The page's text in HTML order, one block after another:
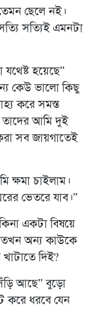
ছেলে নই।
সত্যিই এমনটা
হয়েছে”
কেউ ভালো কিছু
করে সমস্ত
আমি দুই
সব জায়গাতেই
ক্ষমা চাইলাম।
ভেতরে যাব।”
একটা বিষয়ে
তখন অন্য কাউকে
দিই?
আছে” বুড়ো
করে ধরবে যেন